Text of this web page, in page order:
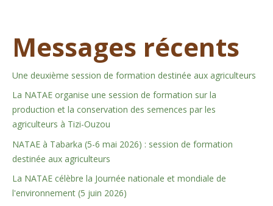
Messages récents
Une deuxième session de formation destinée aux agriculteurs
La NATAE organise une session de formation sur la
production et la conservation des semences par les
agriculteurs à Tizi-Ouzou
NATAE à Tabarka (5-6 mai 2026) : session de formation
destinée aux agriculteurs
La NATAE célèbre la Journée nationale et mondiale de
l'environnement (5 juin 2026)